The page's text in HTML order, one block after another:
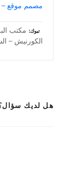
مصمم موقع –
تبوك
مكتب
الكورنيش –
هل لديك